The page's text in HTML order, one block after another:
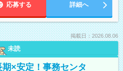
応募する 詳細へ
掲載日：2026.08.06
未読
期×安定！事務センタ